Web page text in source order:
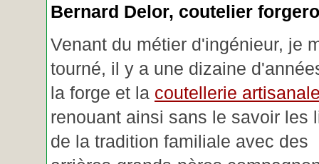
Bernard Delor, coutelier
Venant du métier d'ingénieur, je
tourné, il y a une dizaine
la forge et la coutellerie
renouant ainsi sans le savoir les
de la tradition familiale avec des